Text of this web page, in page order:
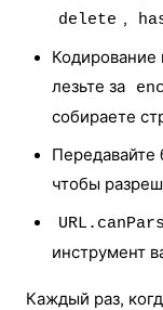
delete ,
Кодирование
лезьте за
собираете
Передавайте
чтобы
инструмент
Каждый раз,